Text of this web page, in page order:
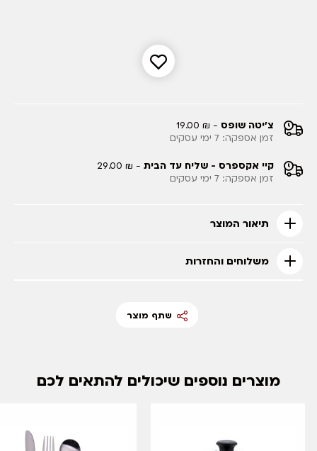
צ'יטה שופס - ₪ 19.00
זמן אספקה: 7 ימי עסקים
קיי אקספרס - שליח עד הבית - ₪ 29.00
זמן אספקה: 7 ימי עסקים
תיאור המוצר
משלוחים והחזרות
שתף מוצר
מוצרים נוספים שיכולים להתאים לכם